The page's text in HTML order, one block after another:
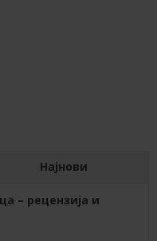
Најнови
– рецензија и